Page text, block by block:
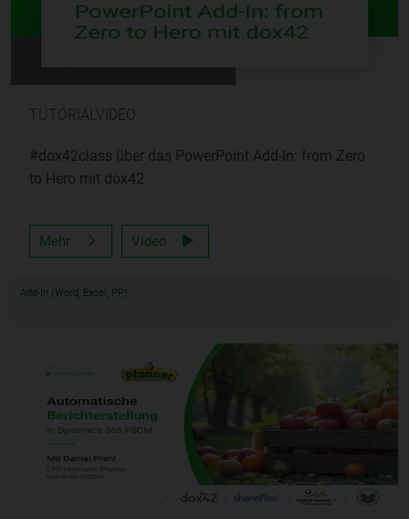
TUTORIALVIDEO
#dox42class über das PowerPoint Add-In: from Zero
to Hero mit dox42
Mehr Video
Add-In (Word, Excel, PP)